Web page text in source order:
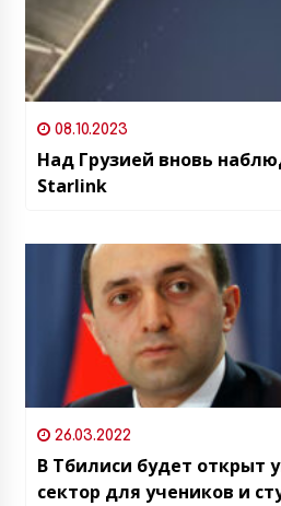
08.10.2023
Над Грузией вновь
Starlink
26.03.2022
В Тбилиси будет открыт
сектор для учеников и